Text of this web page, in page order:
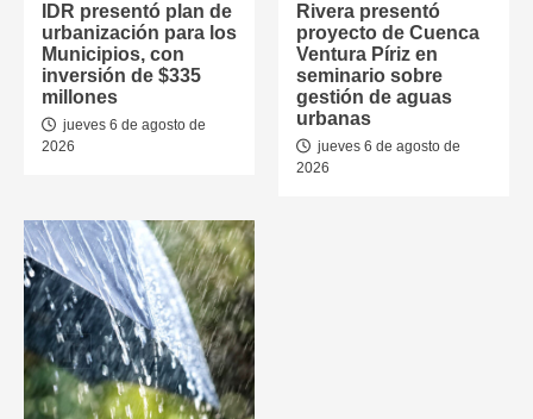
IDR presentó plan de
urbanización para los
Municipios, con
inversión de $335
millones
jueves 6 de agosto de
2026
Rivera presentó
proyecto de Cuenca
Ventura Píriz en
seminario sobre
gestión de aguas
urbanas
jueves 6 de agosto de
2026